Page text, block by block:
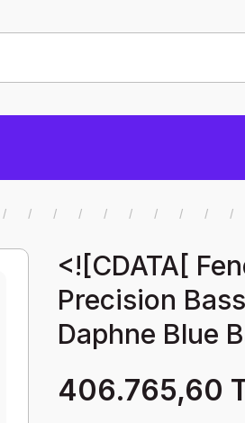
<![CDATA[
Precision
Daphne Blue
406.765,60